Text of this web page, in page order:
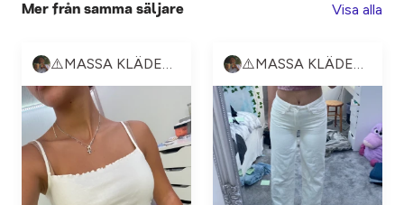
Mer från samma säljare Visa alla
⚠️MASSA KLÄDER⚠️ ⚠️MASSA KLÄDER⚠️